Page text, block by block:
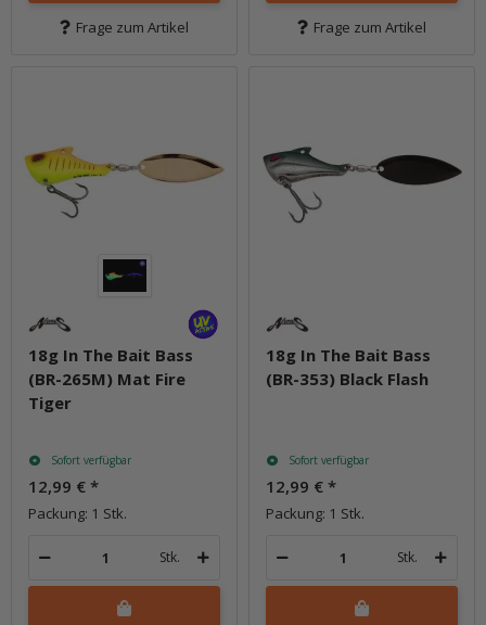
Frage zum Artikel Frage zum Artikel
18g In The Bait Bass
(BR-265M) Mat Fire
Tiger
Sofort verfügbar
12,99 € *
Packung: 1 Stk.
Stk.
18g In The Bait Bass
(BR-353) Black Flash
Sofort verfügbar
12,99 € *
Packung: 1 Stk.
Stk.